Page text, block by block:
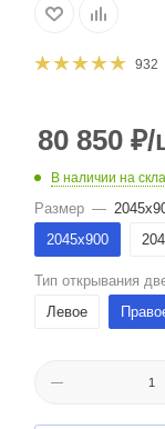
932
80 850 ₽/
В наличии на
Размер —
2045х900
Тип открывания
Левое